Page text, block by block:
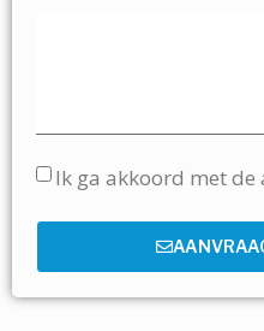
Ik ga akkoord met de